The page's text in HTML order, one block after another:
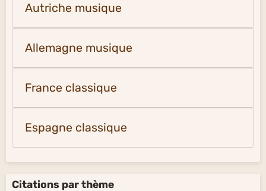
Autriche musique
Allemagne musique
France classique
Espagne classique
Citations par thème